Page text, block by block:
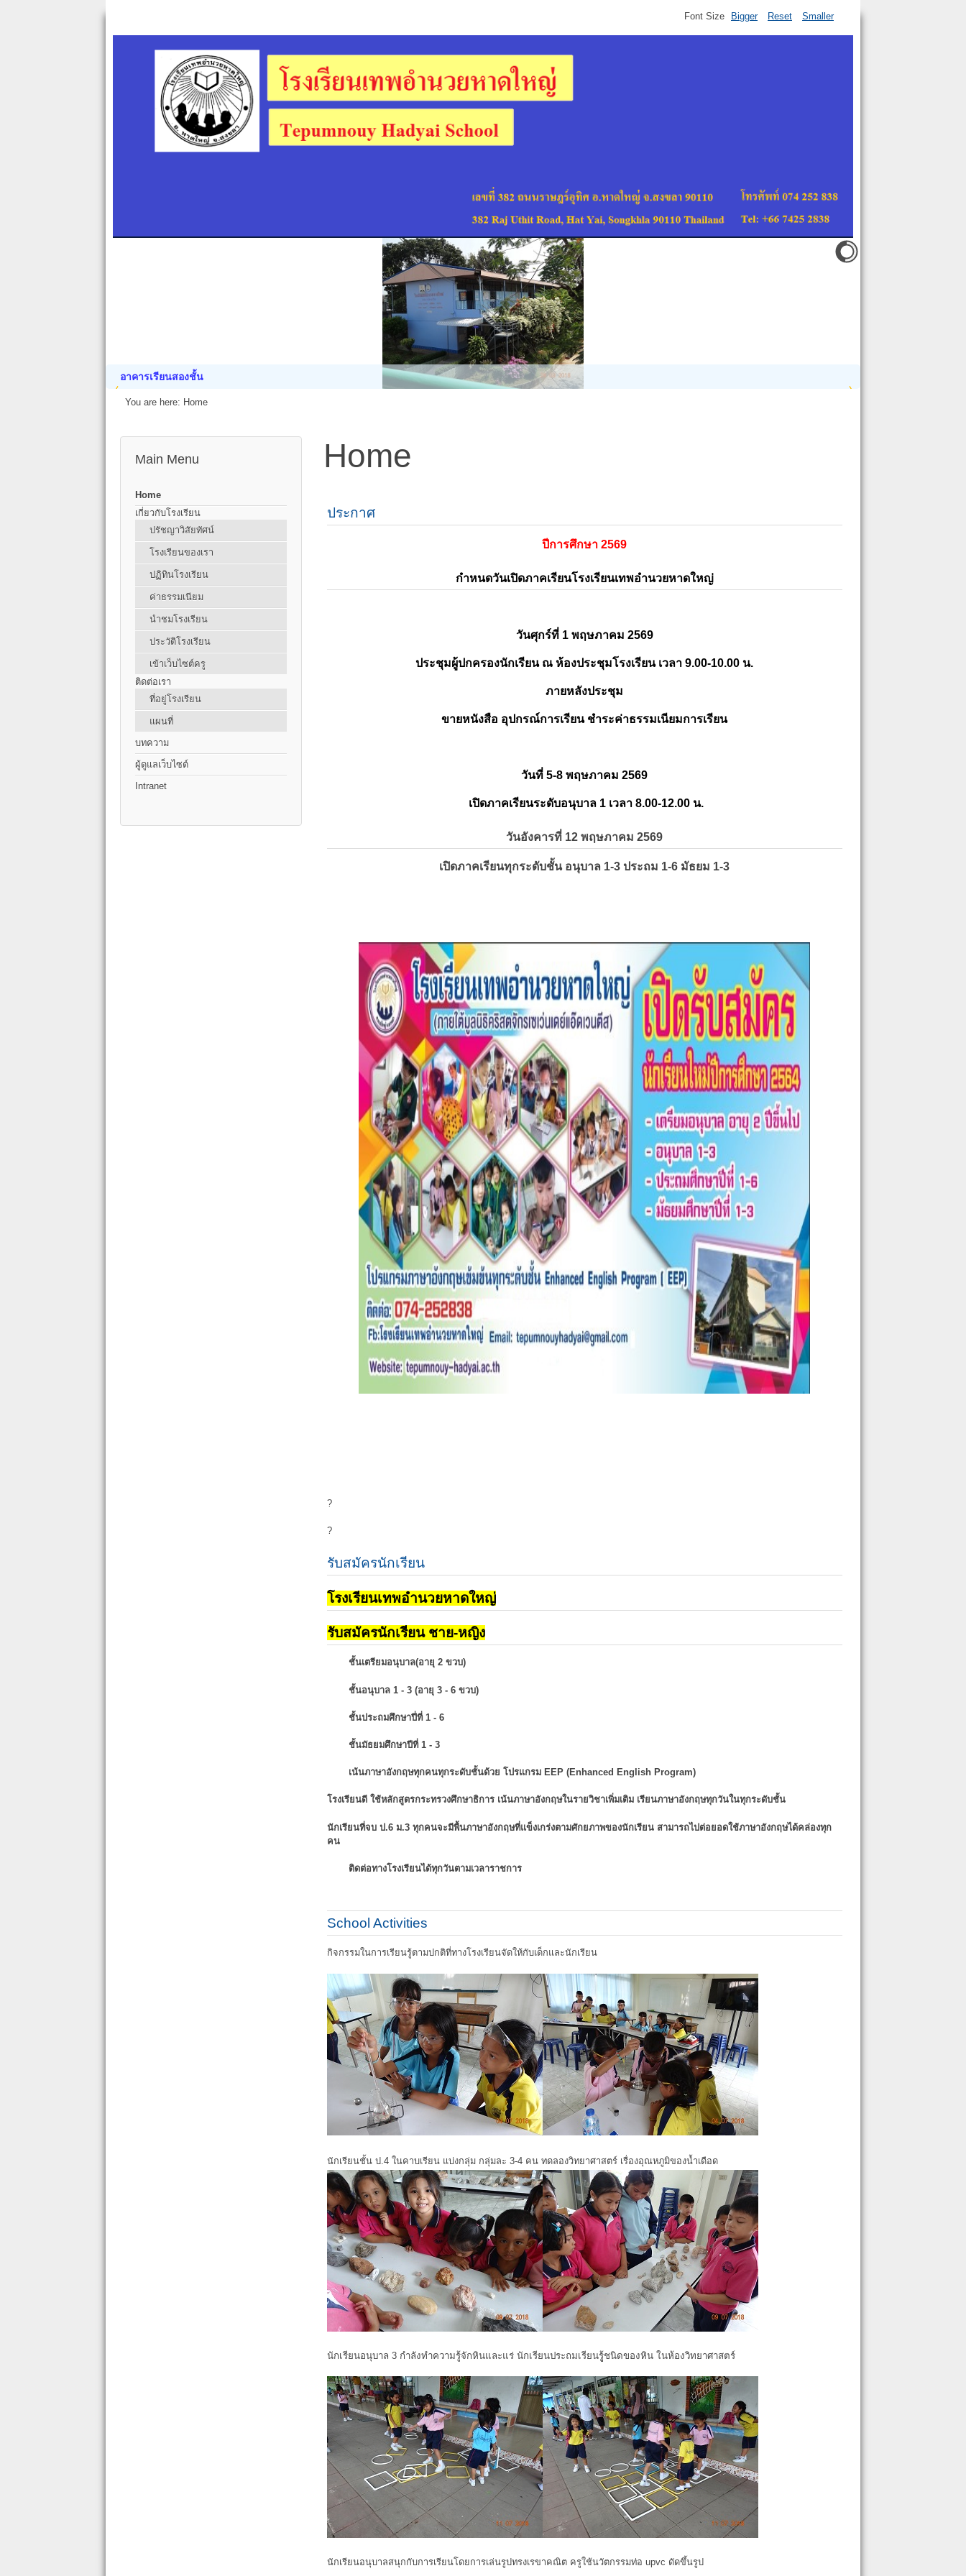
อาคารเรียนสองชั้น
Font Size Bigger Reset Smaller
You are here: Home
Main Menu
Home
เกี่ยวกับโรงเรียน
ปรัชญาวิสัยทัศน์
โรงเรียนของเรา
ปฏิทินโรงเรียน
ค่าธรรมเนียม
นำชมโรงเรียน
ประวัติโรงเรียน
เข้าเว็บไซต์ครู
ติดต่อเรา
ที่อยู่โรงเรียน
แผนที่
บทความ
ผู้ดูแลเว็บไซต์
Intranet
Home
ประกาศ
ปีการศึกษา 2569
กำหนดวันเปิดภาคเรียนโรงเรียนเทพอำนวยหาดใหญ่
วันศุกร์ที่ 1 พฤษภาคม 2569
ประชุมผู้ปกครองนักเรียน ณ ห้องประชุมโรงเรียน เวลา 9.00-10.00 น.
ภายหลังประชุม
ขายหนังสือ อุปกรณ์การเรียน ชำระค่าธรรมเนียมการเรียน
วันที่ 5-8 พฤษภาคม 2569
เปิดภาคเรียนระดับอนุบาล 1 เวลา 8.00-12.00 น.
วันอังคารที่ 12 พฤษภาคม 2569
เปิดภาคเรียนทุกระดับชั้น อนุบาล 1-3 ประถม 1-6 มัธยม 1-3
?
?
รับสมัครนักเรียน
โรงเรียนเทพอำนวยหาดใหญ่
รับสมัครนักเรียน ชาย-หญิง
ชั้นเตรียมอนุบาล(อายุ 2 ขวบ)
ชั้นอนุบาล 1 - 3 (อายุ 3 - 6 ขวบ)
ชั้นประถมศึกษาปี่ที่ 1 - 6
ชั้นมัธยมศึกษาปีที่ 1 - 3
เน้นภาษาอังกฤษทุกคนทุกระดับชั้นด้วย โปรแกรม EEP (Enhanced English Program)
โรงเรียนดี ใช้หลักสูตรกระทรวงศึกษาธิการ เน้นภาษาอังกฤษในรายวิชาเพิ่มเติม เรียนภาษาอังกฤษทุกวันในทุกระดับชั้น
นักเรียนที่จบ ป.6 ม.3 ทุกคนจะมีพื้นภาษาอังกฤษที่แข็งเกร่งตามศักยภาพของนักเรียน สามารถไปต่อยอดใช้ภาษาอังกฤษได้คล่องทุก
คน
ติดต่อทางโรงเรียนได้ทุกวันตามเวลาราชการ
School Activities
กิจกรรมในการเรียนรู้ตามปกติที่ทางโรงเรียนจัดให้กับเด็กและนักเรียน
นักเรียนชั้น ป.4 ในคาบเรียน แบ่งกลุ่ม กลุ่มละ 3-4 คน ทดลองวิทยาศาสตร์ เรื่องอุณหภูมิของน้ำเดือด
นักเรียนอนุบาล 3 กำลังทำความรู้จักหินและแร่ นักเรียนประถมเรียนรูู้ชนิดของหิน ในห้องวิทยาศาสตร์
นักเรียนอนุบาลสนุกกับการเรียนโดยการเล่นรูปทรงเรขาคณิต ครูใช้นวัตกรรมท่อ upvc ดัดขึ้นรูป